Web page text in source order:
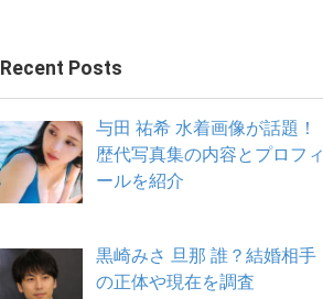
Recent Posts
与田 祐希 水着画像が話題！
歴代写真集の内容とプロフィ
ールを紹介
黒崎みさ 旦那 誰？結婚相手
の正体や現在を調査